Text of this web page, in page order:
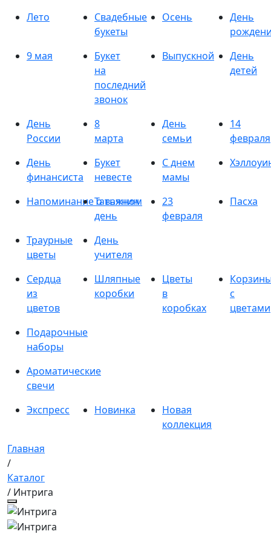
Лето
Свадебные
букеты
Осень
День
9 мая
Букет
на
последний
звонок
Выпускной
День
детей
День
России
8
марта
День
семьи
14
февраля
День
финансиста
Букет
невесте
С днем
мамы
Напоминание о важном
Татьянин
день
23
февраля
Пасха
Траурные
цветы
День
учителя
Сердца
из
цветов
Шляпные
коробки
Цветы
в
коробках
с
цветами
Подарочные
наборы
Ароматические
свечи
Экспресс
Новинка
Новая
коллекция
Главная
/
Каталог
/ Интрига